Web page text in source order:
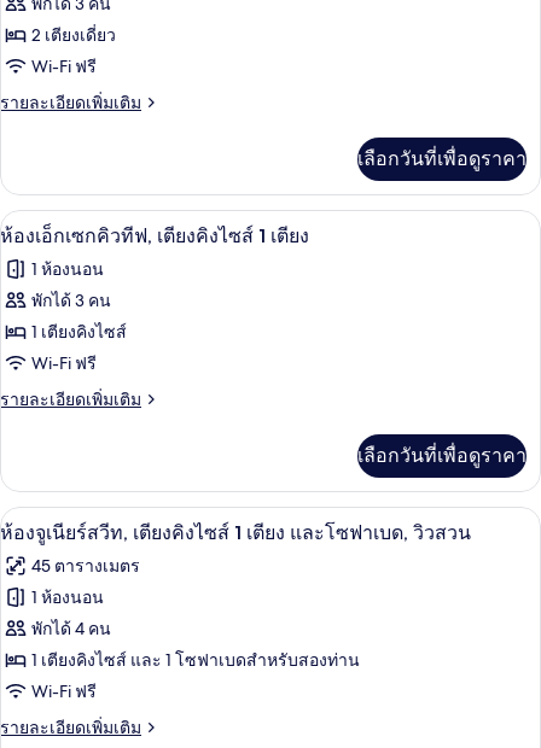
เตียง
เดี่ยว
2
ของ
ห้อง
เอ็ก
คิว
ทีฟ,
เตียง
เดี่ยว
2
เตียง
2 เตียงเดี่ยว
Wi-Fi ฟรี
รายละเอียดเพิ่มเติม
ราย
เกี่ยว
กับ
ห้อง
เซก
คิว
เตียง
เดี่ยว
เตียง
เลือกวันที่เพื่อดูราคา
เปิด
ภาพถ่าย
ทั้งหมด
ของ
ห้อง
เอ็ก
คิว
ทีฟ,
เตียง
คิง
ไซส์
1
เตียง
ห้องเอ็กเซกคิวทีฟ, เตียงคิงไซส์ 1 เตี
7
ห้องเอ็กเซกคิวทีฟ, เตียงคิงไซส์ 1 เตียง
1 ห้องนอน
พักได้ 3 คน
1 เตียงคิงไซส์
Wi-Fi ฟรี
รายละเอียดเพิ่มเติม
ราย
เกี่ยว
กับ
ห้อง
เซก
คิว
เตียง
คิง
ไซส์
เตียง
เลือกวันที่เพื่อดูราคา
เปิด
ภาพถ่าย
ทั้งหมด
ของ
ห้อง
จู
เนียร์
ห้องจูเนียร์สวีท, เตียงคิงไซส์ 1 เตียง
6
ห้องจูเนียร์สวีท, เตียงคิงไซส์ 1 เตียง และโซฟาเบด, วิวสวน
45 ตารางเมตร
1 ห้องนอน
พักได้ 4 คน
1 เตียงคิงไซส์ และ 1 โซฟาเบดสำหรับสองท่าน
Wi-Fi ฟรี
รายละเอียดเพิ่มเติม
ราย